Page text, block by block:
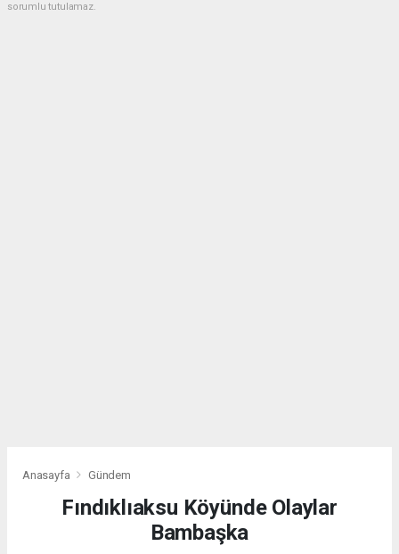
sorumlu tutulamaz.
Anasayfa Gündem
Fındıklıaksu Köyünde Olaylar
Bambaşka